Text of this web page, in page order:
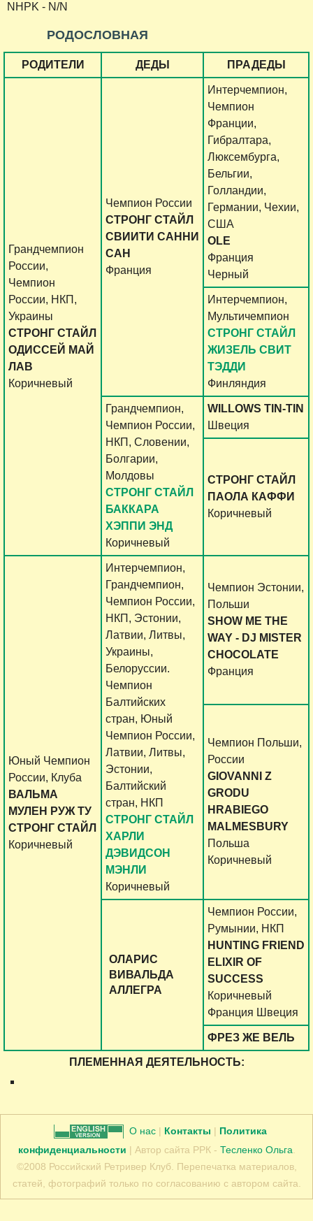
NHPK - N/N
РОДОСЛОВНАЯ
РОДИТЕЛИ ДЕДЫ ПРАДЕДЫ
Грандчемпион
России,
Чемпион
России, НКП,
Украины
СТРОНГ СТАЙЛ
ОДИССЕЙ МАЙ
ЛАВ
Коричневый
Чемпион России
СТРОНГ СТАЙЛ
СВИИТИ САННИ
САН
Франция
Интерчемпион,
Чемпион
Франции,
Гибралтара,
Люксембурга,
Бельгии,
Голландии,
Германии, Чехии,
США
OLE
Франция
Черный
Интерчемпион,
Мультичемпион
СТРОНГ СТАЙЛ
ЖИЗЕЛЬ СВИТ
ТЭДДИ
Финляндия
Грандчемпион,
Чемпион России,
НКП, Словении,
Болгарии,
Молдовы
СТРОНГ СТАЙЛ
БАККАРА
ХЭППИ ЭНД
Коричневый
WILLOWS TIN-TIN
Швеция
СТРОНГ СТАЙЛ
ПАОЛА КАФФИ
Коричневый
Юный Чемпион
России, Клуба
ВАЛЬМА
МУЛЕН РУЖ ТУ
СТРОНГ СТАЙЛ
Коричневый
Интерчемпион,
Грандчемпион,
Чемпион России,
НКП, Эстонии,
Латвии, Литвы,
Украины,
Белоруссии.
Чемпион
Балтийских
стран, Юный
Чемпион России,
Латвии, Литвы,
Эстонии,
Балтийский
стран, НКП
СТРОНГ СТАЙЛ
ХАРЛИ
ДЭВИДСОН
МЭНЛИ
Коричневый
Чемпион Эстонии,
Польши
SHOW ME THE
WAY - DJ MISTER
CHOCOLATE
Франция
Чемпион Польши,
России
GIOVANNI Z
GRODU
HRABIEGO
MALMESBURY
Польша
Коричневый
ОЛАРИС
ВИВАЛЬДА
АЛЛЕГРА
Чемпион России,
Румынии, НКП
HUNTING FRIEND
ELIXIR OF
SUCCESS
Коричневый
Франция Швеция
ФРЕЗ ЖЕ ВЕЛЬ
ПЛЕМЕННАЯ ДЕЯТЕЛЬНОСТЬ:
О нас | Контакты | Политика
конфиденциальности | Автор сайта РРК - Тесленко Ольга.
©2008 Российский Ретривер Клуб. Перепечатка материалов,
статей, фотографий только по согласованию с автором сайта.